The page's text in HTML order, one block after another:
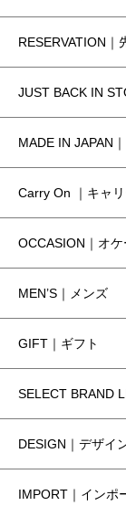
RESERVATION｜
JUST BACK IN
MADE IN JAPAN
Carry On ｜キャ
OCCASION｜オ
MEN’S｜メンズ
GIFT｜ギフト
SELECT BRAND
DESIGN｜デザイ
IMPORT｜インポ